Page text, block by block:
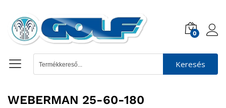
0
Keresés
WEBERMAN 25-60-180